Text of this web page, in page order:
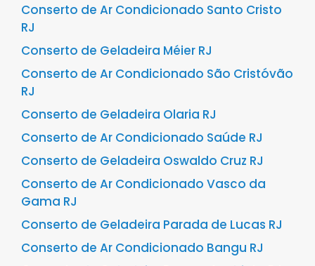
Conserto de Ar Condicionado Santo Cristo
RJ
Conserto de Geladeira Méier RJ
Conserto de Ar Condicionado São Cristóvão
RJ
Conserto de Geladeira Olaria RJ
Conserto de Ar Condicionado Saúde RJ
Conserto de Geladeira Oswaldo Cruz RJ
Conserto de Ar Condicionado Vasco da
Gama RJ
Conserto de Geladeira Parada de Lucas RJ
Conserto de Ar Condicionado Bangu RJ